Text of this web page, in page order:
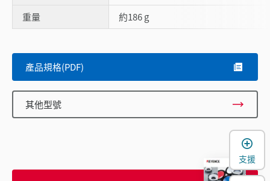
重量
約186 g
產品規格(PDF)
其他型號
支援